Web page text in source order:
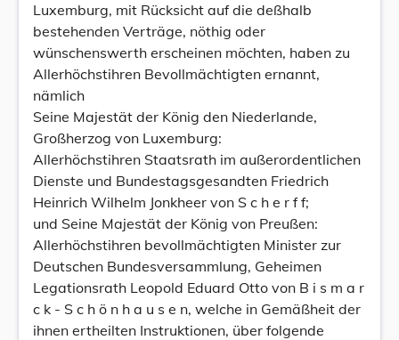
Luxemburg, mit Rücksicht auf die deßhalb
bestehenden Verträge, nöthig oder
wünschenswerth erscheinen möchten, haben zu
Allerhöchstihren Bevollmächtigten ernannt,
nämlich
Seine Majestät der König den Niederlande,
Großherzog von Luxemburg:
Allerhöchstihren Staatsrath im außerordentlichen
Dienste und Bundestagsgesandten Friedrich
Heinrich Wilhelm Jonkheer von S c h e r f f;
und Seine Majestät der König von Preußen:
Allerhöchstihren bevollmächtigten Minister zur
Deutschen Bundesversammlung, Geheimen
Legationsrath Leopold Eduard Otto von B i s m a r
c k - S c h ö n h a u s e n, welche in Gemäßheit der
ihnen ertheilten Instruktionen, über folgende